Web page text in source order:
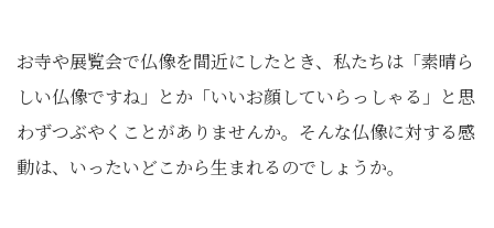
お寺や展覧会で仏像を間近にしたとき、私たちは「素晴ら
しい仏像ですね」とか「いいお顔していらっしゃる」と思
わずつぶやくことがありませんか。そんな仏像に対する感
動は、いったいどこから生まれるのでしょうか。